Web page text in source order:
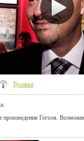
Тусовки
:
Гоголя.